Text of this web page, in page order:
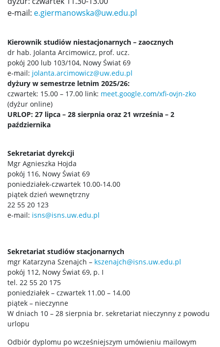
Klub Absolwentów UW
Biuro karier Uniwersytetu Warszawskiego
Welcome Point – central information and service
point for international students
Pracownicy
Aktualności
Akty prawne
Biura Uniwersyteckie
Związki zawodowe
Sprawy pracownicze
Mobilność nauczycieli akademickich – Projekt
Erasmus
Publikacje
Czasopisma
e-mail: e.giermanowska@uw.edu.pl
Kierownik studiów niestacjonarnych – zaocznych
dr hab. Jolanta Arcimowicz, prof. ucz.
pokój 200 lub 103/104, Nowy Świat 69
e-mail: jolanta.arcimowicz@uw.edu.pl
dyżury w semestrze letnim 2025/26:
czwartek: 15.00 – 17.00 link: meet.google.com/xfi-ovjn-zko
(dyżur online)
URLOP: 27 lipca – 28 sierpnia oraz 21 września – 2
października
Sekretariat dyrekcji
Mgr Agnieszka Hojda
pokój 116, Nowy Świat 69
poniedziałek-czwartek 10.00-14.00
piątek dzień wewnętrzny
22 55 20 123
e-mail: isns@isns.uw.edu.pl
Sekretariat studiów stacjonarnych
mgr Katarzyna Szenajch – kszenajch@isns.uw.edu.pl
pokój 112, Nowy Świat 69, p. I
tel. 22 55 20 175
poniedziałek – czwartek 11.00 – 14.00
piątek – nieczynne
W dniach 10 – 28 sierpnia br. sekretariat nieczynny z powodu
urlopu
Odbiór dyplomu po wcześniejszym umówieniu mailowym